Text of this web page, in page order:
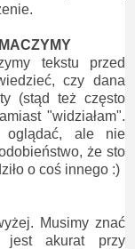
tekstu przed
czy dana
(stąd też często
"widziałam".
oglądać, ale nie
że sto
o coś innego :)
Musimy znać
jest akurat przy